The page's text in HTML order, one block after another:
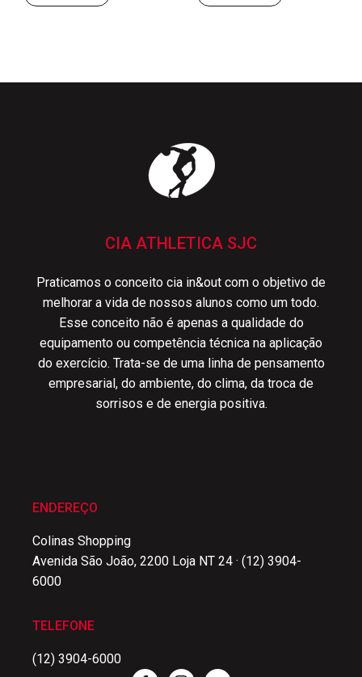
CIA ATHLETICA SJC
Praticamos o conceito cia in&out com o objetivo de
melhorar a vida de nossos alunos como um todo.
Esse conceito não é apenas a qualidade do
equipamento ou competência técnica na aplicação
do exercício. Trata-se de uma linha de pensamento
empresarial, do ambiente, do clima, da troca de
sorrisos e de energia positiva.
ENDEREÇO
Colinas Shopping
Avenida São João, 2200 Loja NT 24 · (12) 3904-
6000
TELEFONE
(12) 3904-6000